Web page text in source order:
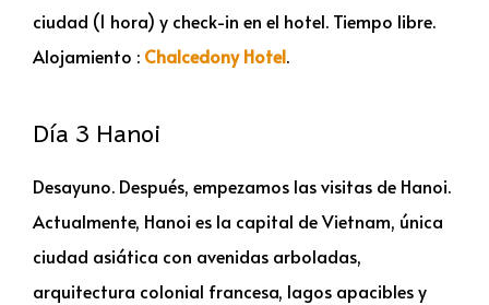
ciudad (1 hora) y check-in en el hotel. Tiempo libre.
Alojamiento : Chalcedony Hotel.
Día 3 Hanoi
Desayuno. Después, empezamos las visitas de Hanoi.
Actualmente, Hanoi es la capital de Vietnam, única
ciudad asiática con avenidas arboladas,
arquitectura colonial francesa, lagos apacibles y